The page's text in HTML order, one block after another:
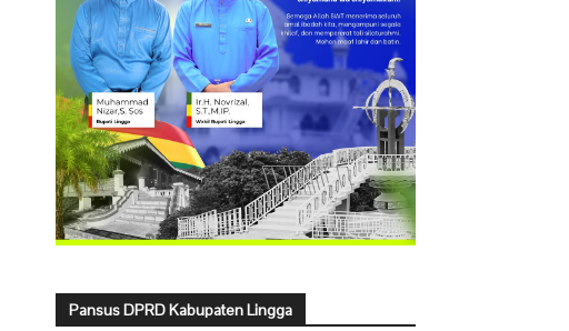
Pansus DPRD Kabupaten Lingga